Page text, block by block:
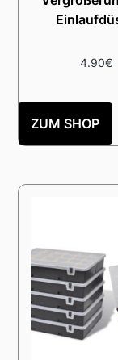
4.90€
ZUM SHOP